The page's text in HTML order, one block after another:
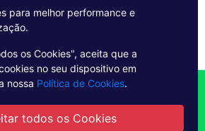
Condições de Venda
para melhor performance e
os Cookies", aceita que a
no seu dispositivo em
nossa Política de Cookies.
todos os Cookies